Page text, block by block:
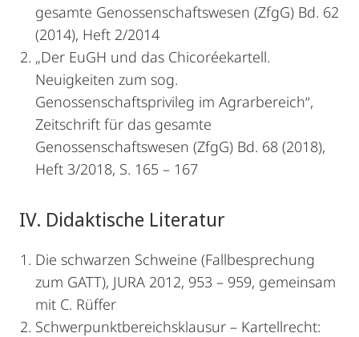
gesamte Genossenschaftswesen (ZfgG) Bd. 62
(2014), Heft 2/2014
„Der EuGH und das Chicoréekartell.
Neuigkeiten zum sog.
Genossenschaftsprivileg im Agrarbereich“,
Zeitschrift für das gesamte
Genossenschaftswesen (ZfgG) Bd. 68 (2018),
Heft 3/2018, S. 165 – 167
IV. Didaktische Literatur
Die schwarzen Schweine (Fallbesprechung
zum GATT), JURA 2012, 953 – 959, gemeinsam
mit C. Rüffer
Schwerpunktbereichsklausur – Kartellrecht: